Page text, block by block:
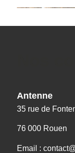
Antenne
35 rue de
76 000 Rouen
Email :